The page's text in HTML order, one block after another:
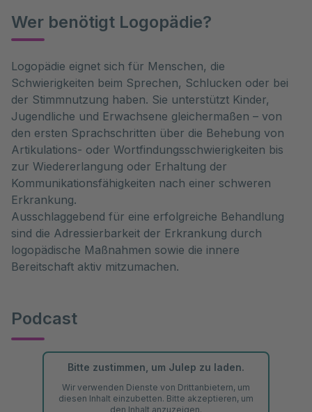
Wer benötigt Logopädie?
Logopädie eignet sich für Menschen, die
Schwierigkeiten beim Sprechen, Schlucken oder bei
der Stimmnutzung haben. Sie unterstützt Kinder,
Jugendliche und Erwachsene gleichermaßen – von
den ersten Sprachschritten über die Behebung von
Artikulations- oder Wortfindungsschwierigkeiten bis
zur Wiedererlangung oder Erhaltung der
Kommunikationsfähigkeiten nach einer schweren
Erkrankung.
Ausschlaggebend für eine erfolgreiche Behandlung
sind die Adressierbarkeit der Erkrankung durch
logopädische Maßnahmen sowie die innere
Bereitschaft aktiv mitzumachen.
Podcast
Bitte zustimmen, um Julep zu laden.
Wir verwenden Dienste von Drittanbietern, um
diesen Inhalt einzubetten. Bitte akzeptieren, um
den Inhalt anzuzeigen.